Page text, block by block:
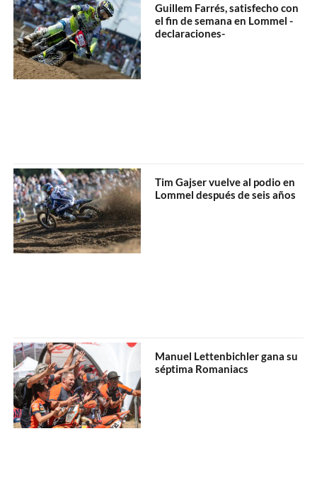
Guillem Farrés, satisfecho con
el fin de semana en Lommel -
declaraciones-
Tim Gajser vuelve al podio en
Lommel después de seis años
Manuel Lettenbichler gana su
séptima Romaniacs